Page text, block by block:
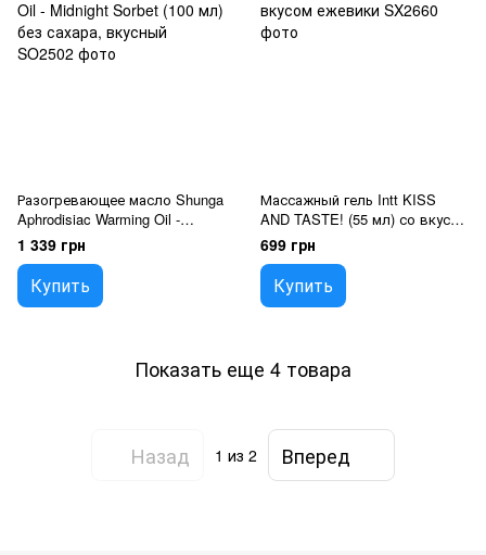
Разогревающее масло Shunga
Aphrodisiac Warming Oil -
Midnight Sorbet (100 мл) без
сахара, вкусный
1 339 грн
Купить
Массажный гель Intt KISS
AND TASTE! (55 мл) со вкусом
ежевики
699 грн
Купить
Показать еще 4 товара
Назад 1 из 2 Вперед